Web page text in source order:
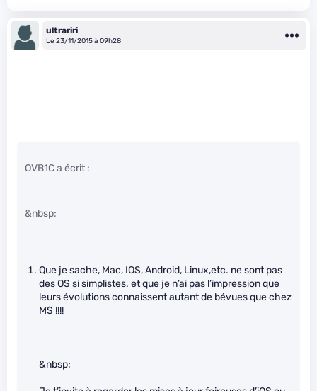
ultrariri
Le 23/11/2015 à 09h28
OVB1C a écrit :
&nbsp;
Que je sache, Mac, IOS, Android, Linux,etc. ne sont pas
des OS si simplistes. et que je n’ai pas l’impression que
leurs évolutions connaissent autant de bévues que chez
M$ !!!!
&nbsp;